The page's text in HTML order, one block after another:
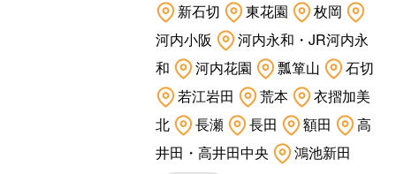
新石切
東花園
枚岡
河内小阪
河内永和・JR河内永
和
河内花園 瓢箪山
石切
若江岩田
荒本
衣摺加美
北
長瀬 長田 額田
高
井田・高井田中央
鴻池新田